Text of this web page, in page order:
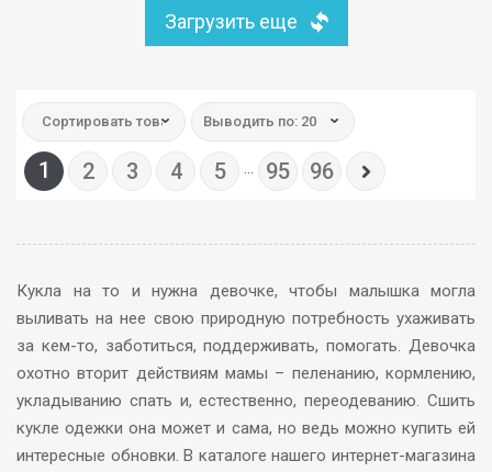
Загрузить еще
Сортировать товар: Выводить по: 20
1 2 3 4 5 ... 95 96
Кукла на то и нужна девочке, чтобы малышка могла
выливать на нее свою природную потребность ухаживать
за кем-то, заботиться, поддерживать, помогать. Девочка
охотно вторит действиям мамы – пеленанию, кормлению,
укладыванию спать и, естественно, переодеванию. Сшить
кукле одежки она может и сама, но ведь можно купить ей
интересные обновки. В каталоге нашего интернет-магазина